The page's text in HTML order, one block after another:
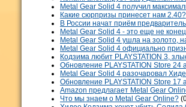
Metal Gear Solid 4 получил
Какие сюрпризы принесет нам 2.40?
В России начат приём
Metal Gear Solid 4 - это еще не конец
Metal Gear Solid 4 ушла на золото,
Metal Gear Solid 4 официально
Кодзима любит PLAYSTATION 3,
Обновление PLAYSTATION Store 24
Metal Gear Solid 4 разочаровал
Обновление PLAYSTATION Store 17
Amazon предлагает Metal Gear
Что мы знаем о Metal Gear Online?